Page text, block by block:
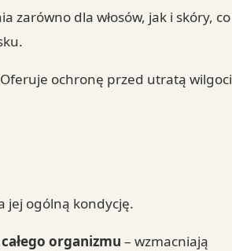
dla włosów, jak i skóry, co
ochronę przed utratą wilgoci
jej ogólną kondycję.
organizmu – wzmacniają